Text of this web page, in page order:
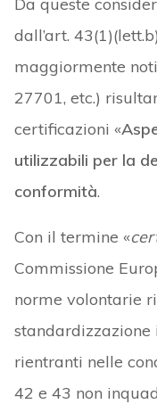
dall’art.
maggiormente
27701, etc.)
certificazioni «
utilizzabili per la
conformità.
Con il termine «
Commissione
norme volontarie
standardizzazione
rientranti nelle
42 e 43 non